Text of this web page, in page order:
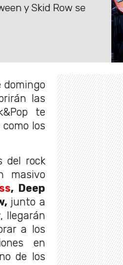
y Skid Row se
domingo
las
te
los
del rock
masivo
, Deep
junto a
, llegarán
a los
en
de los